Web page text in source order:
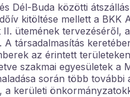
Dél-Buda közötti
kitöltése mellett a BKK
II. ütemének tervezéséről,
A társadalmasítás
az érintett
szakmai egyesületek a
során több további
a kerületi